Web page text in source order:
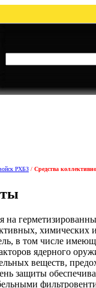
РХБЗ / Средства
на
химических
в том числе
ядерного
веществ,
защиты